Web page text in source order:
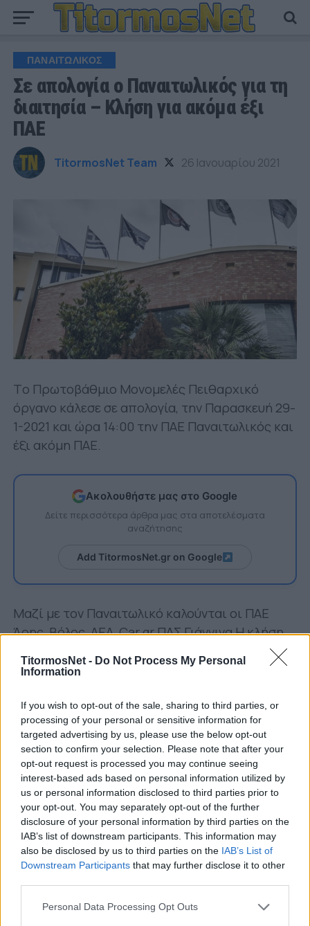
TitormosNet - Do Not Process My Personal
Information
If you wish to opt-out of the sale, sharing to third parties, or
processing of your personal or sensitive information for
targeted advertising by us, please use the below opt-out
section to confirm your selection. Please note that after your
opt-out request is processed you may continue seeing
interest-based ads based on personal information utilized by
us or personal information disclosed to third parties prior to
your opt-out. You may separately opt-out of the further
disclosure of your personal information by third parties on the
IAB’s list of downstream participants. This information may
also be disclosed by us to third parties on the IAB’s List of
Downstream Participants that may further disclose it to other
Personal Data Processing Opt Outs
ΠΑΝΑΙΤΩΛΙΚΟΣ
Σε απολογία ο Παναιτωλικός για τη
διαιτησία – Κλήση για ακόμα έξι
ΠΑΕ
TitormosNet Team 26 Ιανουαρίου 2021
Tο Πρωτοβάθμιο Μονομελές Πειθαρχικό
όργανο κάλεσε σε απολογία, την Παρασκευή 29-
1-2021 και ώρα 14:00 την ΠΑΕ Παναιτωλικός και
έξι ακόμη ΠΑΕ.
Ακολουθήστε μας στο Google
Δείτε περισσότερα άρθρα μας στα αποτελέσματα
αναζήτησης
Add TitormosNet.gr on Google
Μαζί με τον Παναιτωλικό καλούνται οι ΠΑΕ
Άρης, Βόλος, ΑΕΛ, Car.gr ΠΑΣ Γιάννινα H κλήση
ζήτημα διαδικαστικό, καθότι είθισται να
Σε απολογία καλείται επίσης ο Παναθηναϊκός
με βάση την έκθεση του παρατηρητή για το
ματς με τον ΟΦΗ.
Το σκέλος της ανακοίνωσης της Λίγκας που
αφορά τον Παναιτωλικό:
ΠΑΕ Παναιτωλικός:«Με την παρούσα μας, σας
διαβιβάζουμε την υπ’ αριθμ. πρωτ. 1490/25-01-
2021 Πειθαρχική Δίωξη του Αναπληρωτή
Υπευθύνου Ασκήσεως Διώξεως Ποδοσφαιρικών
Αδικημάτων, καλώντας σας συνάμα, όπως